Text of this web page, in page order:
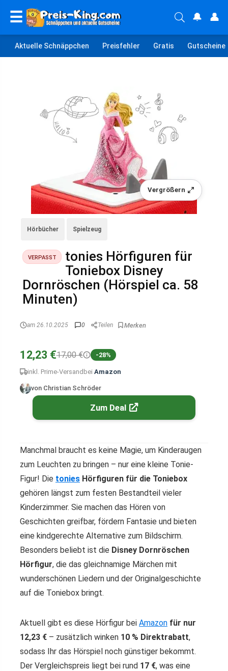
☰ 🔔 👤
Aktuelle Schnäppchen Preisfehler Gratis Gutscheine
Vergrößern
Hörbücher Spielzeug
VERPASST
tonies Hörfiguren für
Toniebox Disney
Dornröschen (Hörspiel ca. 58
Minuten)
am 26.10.2025 0 Teilen
12,23 €17,00 € -28%
inkl. Prime-Versand bei Amazon
von Christian Schröder
Zum Deal
Manchmal braucht es keine Magie, um Kinderaugen
zum Leuchten zu bringen – nur eine kleine Tonie-
Figur! Die tonies Hörfiguren für die Toniebox
gehören längst zum festen Bestandteil vieler
Kinderzimmer. Sie machen das Hören von
Geschichten greifbar, fördern Fantasie und bieten
eine kindgerechte Alternative zum Bildschirm.
Besonders beliebt ist die Disney Dornröschen
Hörfigur, die das gleichnamige Märchen mit
wunderschönen Liedern und der Originalgeschichte
auf die Toniebox bringt.
Aktuell gibt es diese Hörfigur bei Amazon für nur
12,23 € – zusätzlich winken 10 % Direktrabatt,
sodass Ihr das Hörspiel noch günstiger bekommt.
Der Vergleichspreis liegt bei rund 17 €, was eine